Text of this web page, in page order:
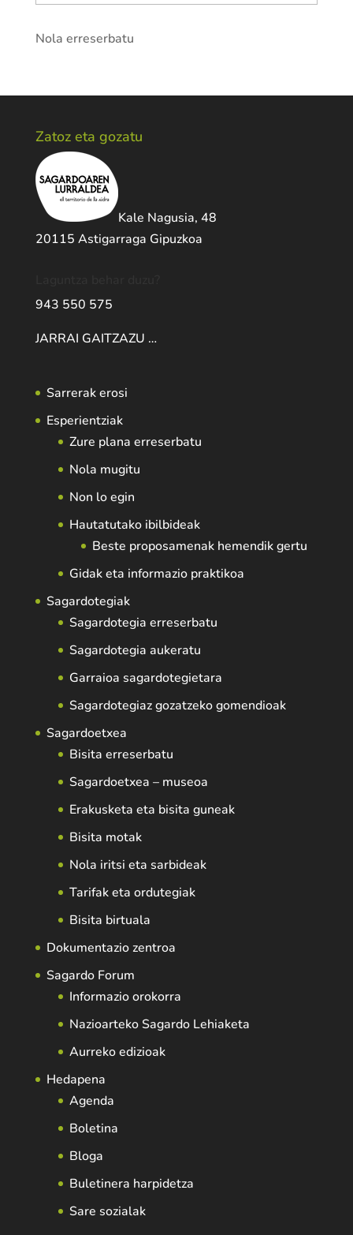
Nola erreserbatu
Zatoz eta gozatu
Kale Nagusia, 48
20115 Astigarraga Gipuzkoa
943 550 575
JARRAI GAITZAZU …
Sarrerak erosi
Esperientziak
Zure plana erreserbatu
Nola mugitu
Non lo egin
Hautatutako ibilbideak
Beste proposamenak hemendik gertu
Gidak eta informazio praktikoa
Sagardotegiak
Sagardotegia erreserbatu
Sagardotegia aukeratu
Garraioa sagardotegietara
Sagardotegiaz gozatzeko gomendioak
Sagardoetxea
Bisita erreserbatu
Sagardoetxea – museoa
Erakusketa eta bisita guneak
Bisita motak
Nola iritsi eta sarbideak
Tarifak eta ordutegiak
Bisita birtuala
Dokumentazio zentroa
Sagardo Forum
Informazio orokorra
Nazioarteko Sagardo Lehiaketa
Aurreko edizioak
Hedapena
Agenda
Boletina
Bloga
Buletinera harpidetza
Sare sozialak